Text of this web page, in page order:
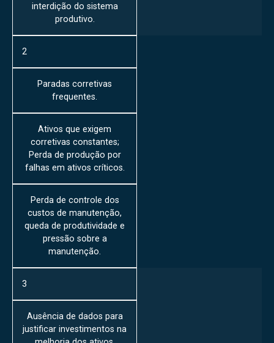
interdição do sistema
produtivo.
2
Paradas corretivas
frequentes.
Ativos que exigem
corretivas constantes;
Perda de produção por
falhas em ativos críticos.
Perda de controle dos
custos de manutenção,
queda de produtividade e
pressão sobre a
manutenção.
3
Ausência de dados para
justificar investimentos na